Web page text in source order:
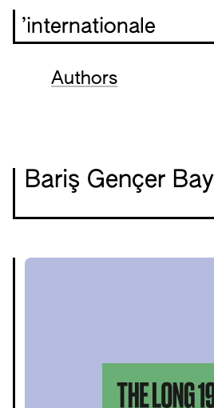
’internationale
Authors
Bariş Gençer